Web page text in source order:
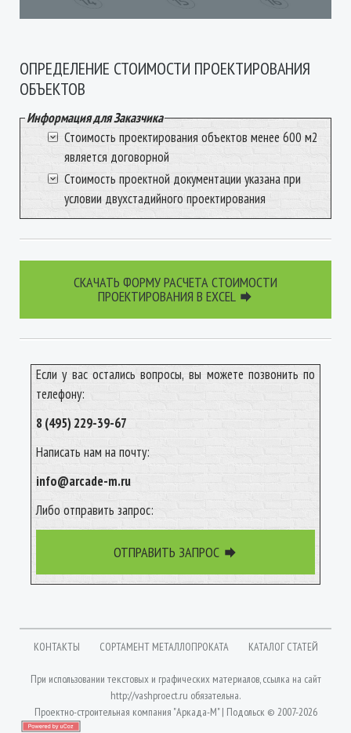
ОПРЕДЕЛЕНИЕ СТОИМОСТИ ПРОЕКТИРОВАНИЯ
ОБЪЕКТОВ
Информация для Заказчика
Стоимость проектирования объектов менее 600 м2
является договорной
Стоимость проектной документации указана при
условии двухстадийного проектирования
СКАЧАТЬ ФОРМУ РАСЧЕТА СТОИМОСТИ
ПРОЕКТИРОВАНИЯ В EXCEL 
Если у вас остались вопросы, вы можете позвонить по
телефону:
8 (495) 229-39-67
Написать нам на почту:
info@arcade-m.ru
Либо отправить запрос:
ОТПРАВИТЬ ЗАПРОС 
КОНТАКТЫ СОРТАМЕНТ МЕТАЛЛОПРОКАТА КАТАЛОГ СТАТЕЙ
При использовании текстовых и графических материалов, ссылка на сайт
http://vashproect.ru обязательна.
Проектно-строительная компания "Аркада-М" | Подольск © 2007-2026